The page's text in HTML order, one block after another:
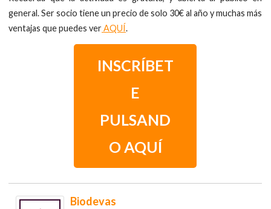
general. Ser socio tiene un precio de solo 30€ al año y muchas más
ventajas que puedes verAQUÍ.
INSCRÍBET
E
PULSAND
O AQUÍ
Biodevas